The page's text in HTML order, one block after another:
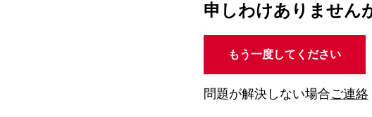
申しわけありません
もう一度してください
問題が解決しない場合ご連絡